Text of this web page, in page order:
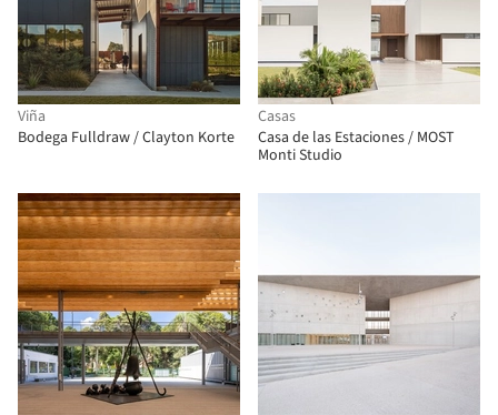
Viña
Bodega Fulldraw / Clayton Korte
Casas
Casa de las Estaciones / MOST
Monti Studio